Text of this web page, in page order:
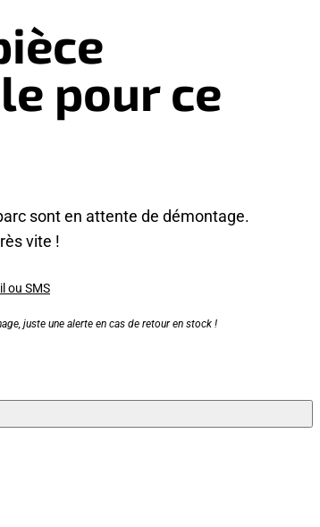
pour ce
sont en attente de démontage.
vite !
ou SMS
juste une alerte en cas de retour en stock !